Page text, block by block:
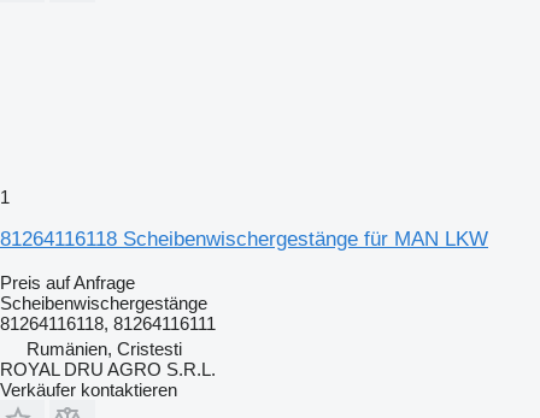
1
81264116118 Scheibenwischergestänge für MAN LKW
Preis auf Anfrage
Scheibenwischergestänge
81264116118, 81264116111
Rumänien, Cristesti
ROYAL DRU AGRO S.R.L.
Verkäufer kontaktieren